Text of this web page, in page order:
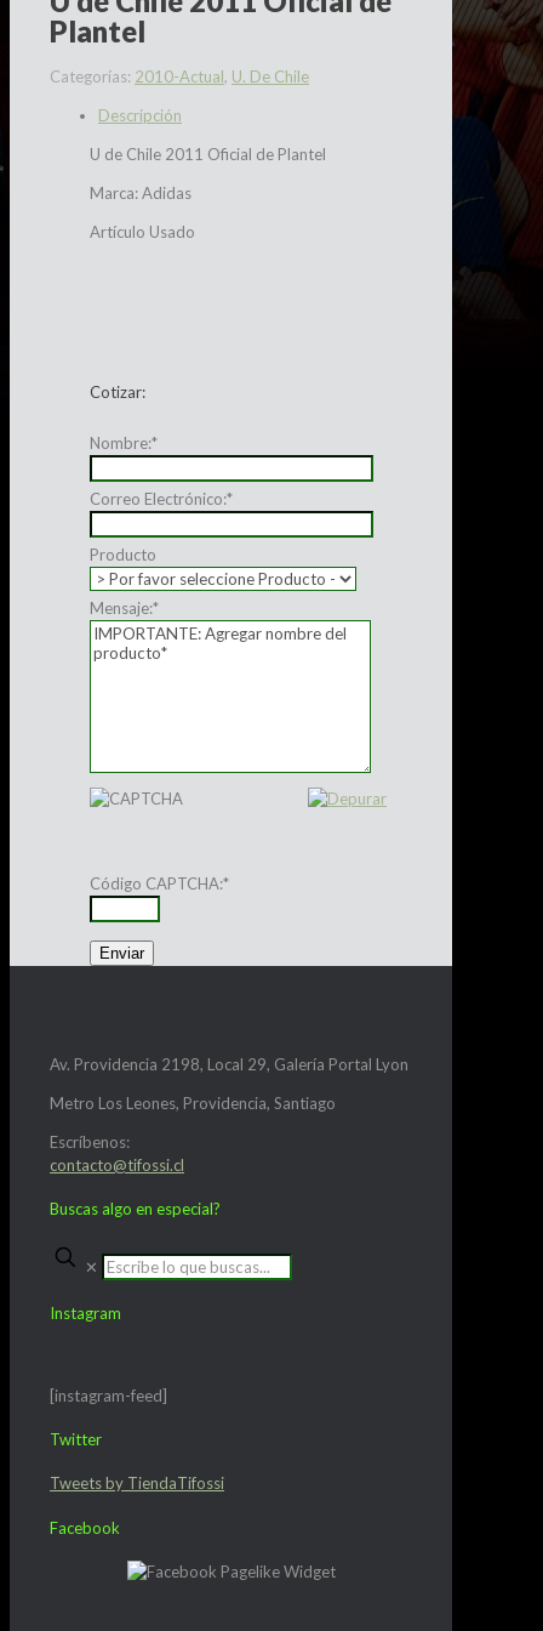
Plantel
Categorías: 2010-Actual, U. De Chile
Descripción
U de Chile 2011 Oficial de Plantel
Marca: Adidas
Artículo Usado
Cotizar:
Nombre:*
Correo Electrónico:*
Producto
Mensaje:*
Código CAPTCHA:*
Av. Providencia 2198, Local 29, Galería Portal Lyon
Metro Los Leones, Providencia, Santiago
Escríbenos:
contacto@tifossi.cl
Buscas algo en especial?
✕
Instagram
[instagram-feed]
Twitter
Tweets by TiendaTifossi
Facebook